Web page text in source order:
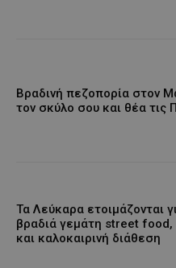
Βραδινή πεζοπορία στον
τον σκύλο σου και θέα τις
Τα Λεύκαρα ετοιμάζονται
βραδιά γεμάτη street food,
και καλοκαιρινή διάθεση